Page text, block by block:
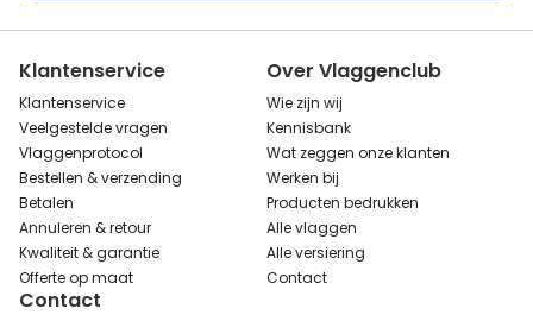
Klantenservice
Klantenservice
Veelgestelde vragen
Vlaggenprotocol
Bestellen & verzending
Betalen
Annuleren & retour
Kwaliteit & garantie
Offerte op maat
Over Vlaggenclub
Wie zijn wij
Kennisbank
Wat zeggen onze klanten
Werken bij
Producten bedrukken
Alle vlaggen
Alle versiering
Contact
Contact